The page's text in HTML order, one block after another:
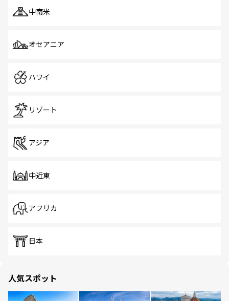
中南米
オセアニア
ハワイ
リゾート
アジア
中近東
アフリカ
日本
人気スポット